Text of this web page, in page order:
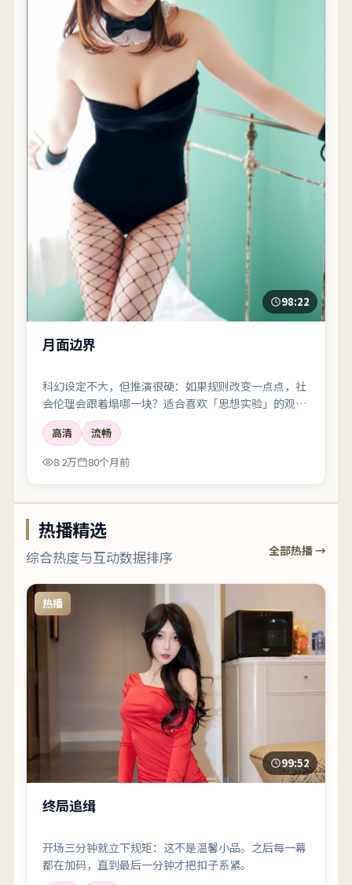
98:22
月面边界
科幻设定不大，但推演很硬：如果规则改变一点点，社
会伦理会跟着塌哪一块？适合喜欢「思想实验」的观
众。
高清
流畅
8.2万
80个月前
热播精选
综合热度与互动数据排序 全部热播 →
热播
99:52
终局追缉
开场三分钟就立下规矩：这不是温馨小品。之后每一幕
都在加码，直到最后一分钟才把扣子系紧。